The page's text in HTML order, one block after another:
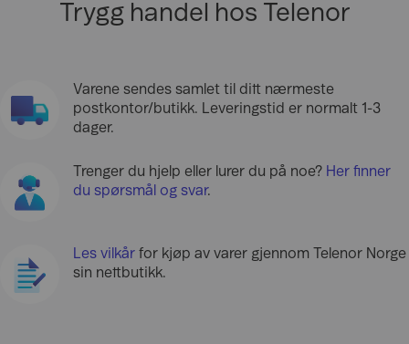
Trygg handel hos Telenor
Varene sendes samlet til ditt nærmeste
postkontor/butikk. Leveringstid er normalt 1-3
dager.
Trenger du hjelp eller lurer du på noe? Her finner
du spørsmål og svar.
Les vilkår for kjøp av varer gjennom Telenor Norge
sin nettbutikk.